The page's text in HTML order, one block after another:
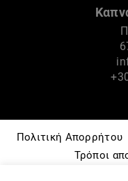
Πολιτική Απορρήτου
Τρόποι